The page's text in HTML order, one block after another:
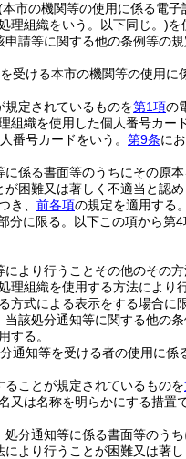
本市の機関等の使用に係る電子
理組織をいう。以下同じ。)を
請等に関する他の条例等の
受ける本市の機関等の使用
定されているものを第1項の
組織を使用した個人番号カー
番号カードをいう。 第9条に
係る書面等のうちにその原
困難又は著しく不適当と認
き、 前各項の規定を適用する。
分に限る。以下この項から第
より行うことその他のその
組織を使用する方法により
式による表示をする場合に限
該処分通知等に関する他の
する。
通知等を受ける者の使用に
ことが規定されているものを
は名称を明らかにする措置
分通知等に係る書面等のう
より行うことが困難又は著